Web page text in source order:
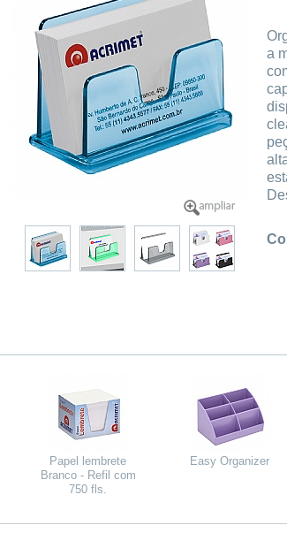
a
Papel lembrete
Branco - Refil com
750 fls.
Easy Organizer